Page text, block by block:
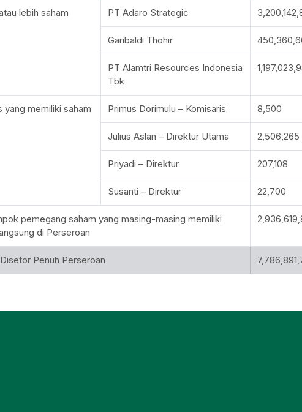
lebih saham
PT Adaro Strategic
Garibaldi Thohir
PT Alamtri Resources Indonesia
Tbk
yang memiliki saham
Primus Dorimulu – Komisaris 8,500
Julius Aslan – Direktur Utama 2,506,265
Priyadi – Direktur 207,108
Susanti – Direktur 22,700
pemegang saham yang masing-masing memiliki
di Perseroan
Penuh Perseroan